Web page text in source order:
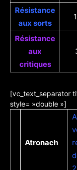
Résistance
aux sorts
Résistance
aux
critiques
[vc_text_separator
style= »double »]
Atronach